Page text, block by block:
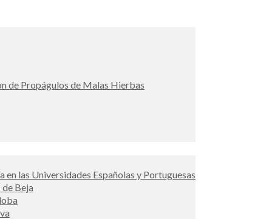
de Propágulos de Malas Hierbas
en las Universidades Españolas y Portuguesas
Beja